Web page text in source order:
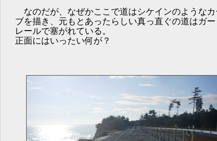
なのだが、なぜかここで道はシケインのようなカ
ブを描き、元もとあったらしい真っ直ぐの道はガ
レールで塞がれている。
正面にはいったい何が？